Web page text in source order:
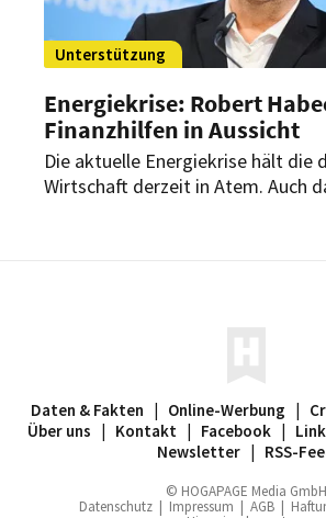
Unterstützung
Energiekrise: Robert
Finanzhilfen in Aussicht
Die aktuelle Energiekrise hält die
Wirtschaft derzeit in Atem. Auch
Daten & Fakten | Online-Werbung |
Über uns | Kontakt | Facebook |
Newsletter | RSS-
© HOGAPAGE Media GmbH
Datenschutz | Impressum | AGB |